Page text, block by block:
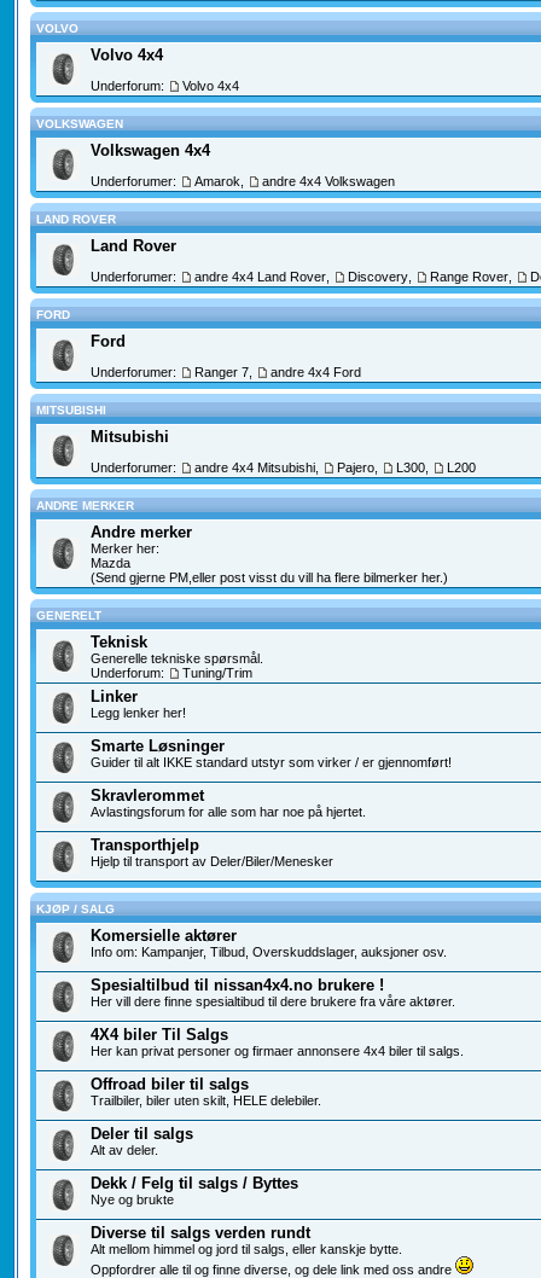
VOLVO
Volvo 4x4
Underforum: Volvo 4x4
VOLKSWAGEN
Volkswagen 4x4
Underforumer: Amarok andre 4x4 Volkswagen
LAND ROVER
Land Rover
Underforumer: andre 4x4 Land Rover, Discovery, Range Rover,
FORD
Ford
Underforumer: Ranger 7, andre 4x4 Ford
MITSUBISHI
Mitsubishi
Underforumer: andre 4x4 Mitsubishi, Pajero, L300, L200
ANDRE MERKER
Andre merker
Merker her:
Mazda
(Send gjerne PM,eller post visst du vill ha flere bilmerker her.)
GENERELT
Teknisk
Generelle tekniske spørsmål.
Underforum:
Tuning/Trim
Linker
Legg lenker her!
Smarte Løsninger
Guider til alt IKKE standard utstyr som virker / er gjennomført!
Skravlerommet
Avlastingsforum for alle som har noe på hjertet.
Transporthjelp
Hjelp til transport av Deler/Biler/Menesker
KJØP / SALG
Komersielle aktører
Info om: Kampanjer, Tilbud, Overskuddslager, auksjoner osv.
Spesialtilbud til nissan4x4.no brukere !
Her vill dere finne spesialtibud til dere brukere fra våre aktører.
4X4 biler Til Salgs
Her kan privat personer og firmaer annonsere 4x4 biler til salgs.
Offroad biler til salgs
Trailbiler, biler uten skilt, HELE delebiler.
Deler til salgs
Alt av deler.
Dekk / Felg til salgs / Byttes
Nye og brukte
Diverse til salgs verden rundt
Alt mellom himmel og jord til salgs, eller kanskje bytte.
Oppfordrer alle til og finne diverse, og dele link med oss andre